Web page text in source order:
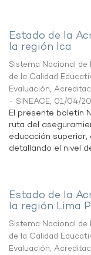
Estado de la
la región Ica
Sistema Nacional
de la Calidad
Evaluación,
- SINEACE, 01/04/
El presente boletín
ruta del
educación superior,
detallando el nivel
Estado de la
la región Lima
Sistema Nacional
de la Calidad
Evaluación,